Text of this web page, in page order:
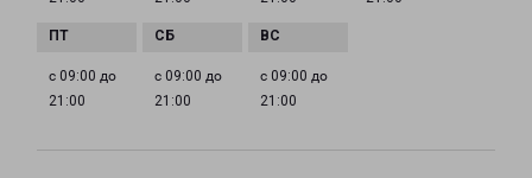
с 09:00 до
21:00
с 09:00 до
21:00
с 09:00 до
21:00